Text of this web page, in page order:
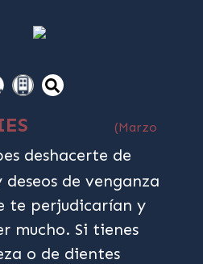
(Marzo
deshacerte de
de venganza
te perjudicarían y
mucho. Si tienes
o de dientes